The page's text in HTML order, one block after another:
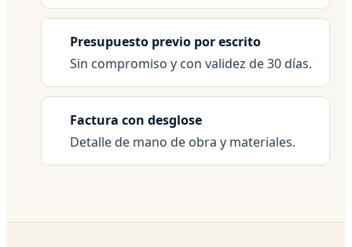
Presupuesto previo por escrito
Sin compromiso y con validez de 30 días.
Factura con desglose
Detalle de mano de obra y materiales.